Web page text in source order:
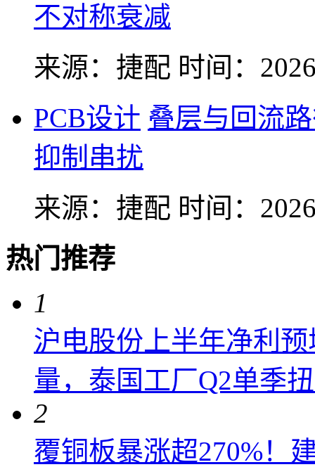
不对称衰减
来源：捷配 时间：
PCB设计 叠层与回流
抑制串扰
来源：捷配 时间：
热门推荐
1
沪电股份上半年净利
量，泰国工厂Q2单季
2
覆铜板暴涨超270%！